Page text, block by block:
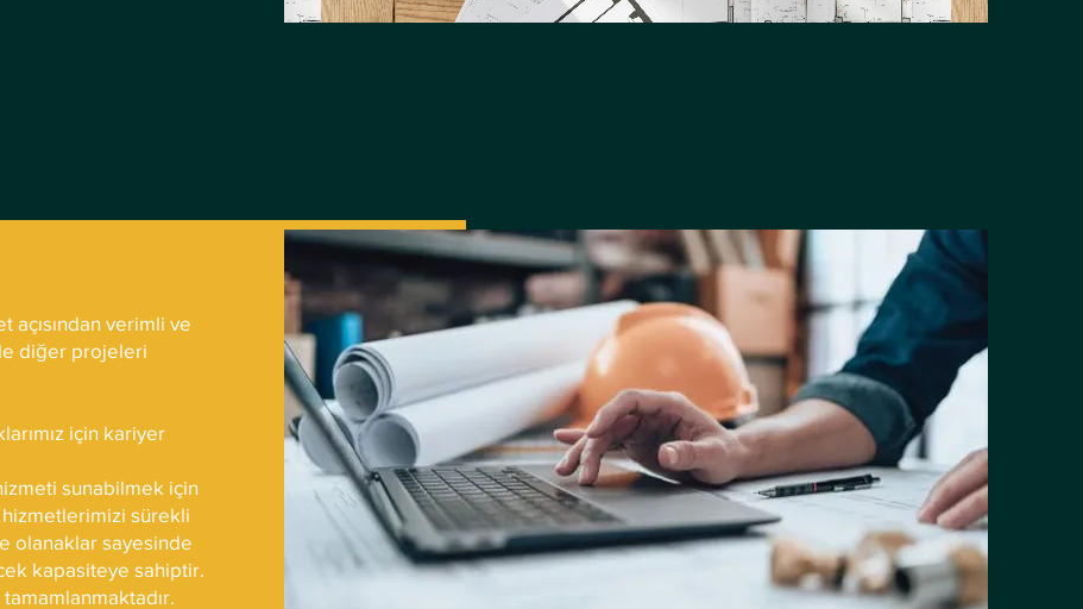
açısından verimli ve
diğer projeleri
için kariyer
sunabilmek için
sürekli
olanaklar sayesinde
kapasiteye sahiptir.